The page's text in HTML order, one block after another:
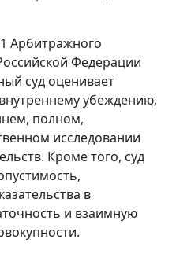
Арбитражного
Федерации
суд оценивает
убеждению,
полном,
исследовании
Кроме того, суд
в
и взаимную